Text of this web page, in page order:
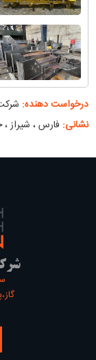
درخواست دهنده:
نشانی: فارس ، شیراز ،